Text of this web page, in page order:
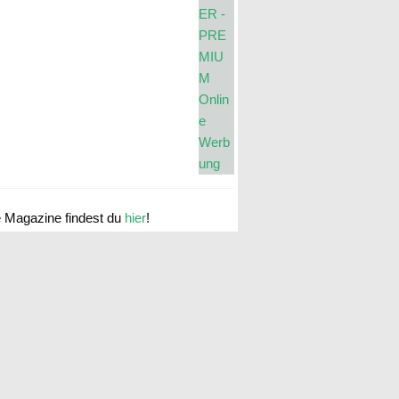
Magazine findest du hier!